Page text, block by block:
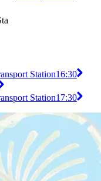
Station16:30
Station17:30